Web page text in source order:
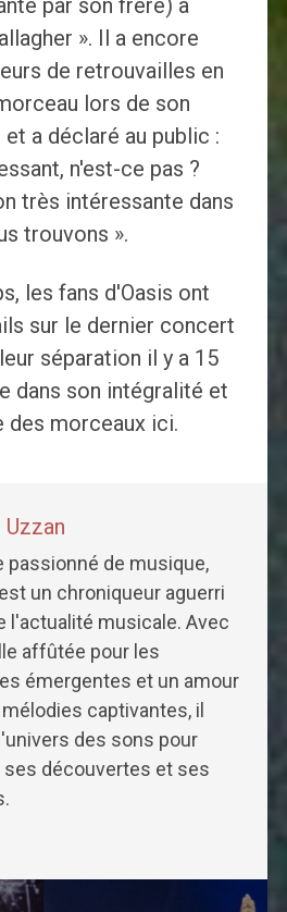
». Il a encore
de retrouvailles en
lors de son
a déclaré au public :
n'est-ce pas ?
très intéressante dans
trouvons ».
les fans d'Oasis ont
sur le dernier concert
séparation il y a 15
dans son intégralité et
morceaux ici.
Uzzan
passionné de musique,
un chroniqueur aguerri
l'actualité musicale. Avec
affûtée pour les
émergentes et un amour
captivantes, il
des sons pour
ses découvertes et ses